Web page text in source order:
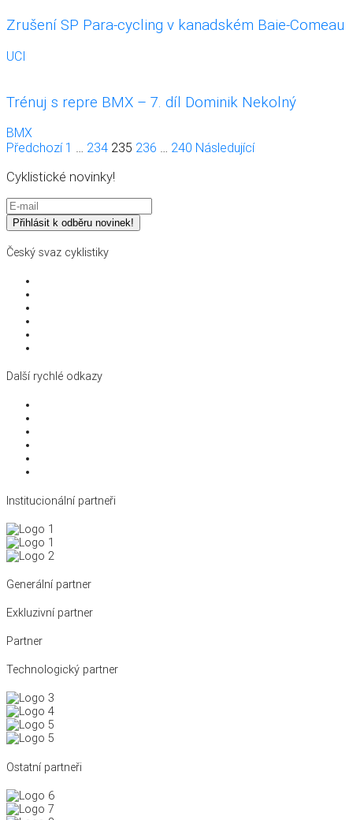
Zrušení SP Para-cycling v kanadském Baie-Comeau
UCI
Trénuj s repre BMX – 7. díl Dominik Nekolný
BMX
Stránkování
příspěvků
Předchozí 1 … 234 235 236 … 240 Následující
Cyklistické novinky!
Český svaz cyklistiky
Další rychlé odkazy
Institucionální partneři
Generální partner
Exkluzivní partner
Partner
Technologický partner
Ostatní partneři